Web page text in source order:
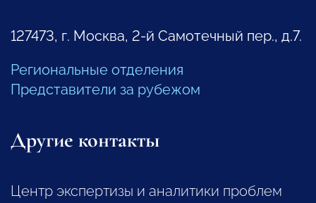
127473, г. Москва, 2-й Самотечный пер., д.7.
Региональные отделения
Представители за рубежом
Другие контакты
Центр экспертизы и аналитики проблем